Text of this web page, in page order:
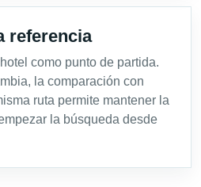
referencia
como punto de partida.
la comparación con
ruta permite mantener la
la búsqueda desde